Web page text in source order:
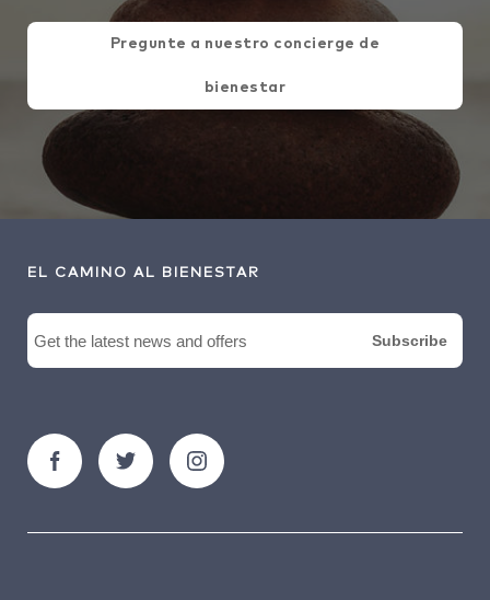
Pregunte a nuestro concierge de
bienestar
EL CAMINO AL BIENESTAR